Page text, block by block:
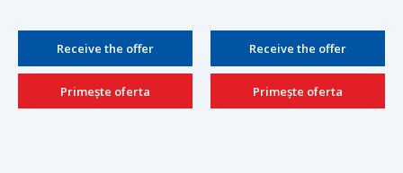
Receive the offer
Primește oferta
Receive the offer
Primește oferta